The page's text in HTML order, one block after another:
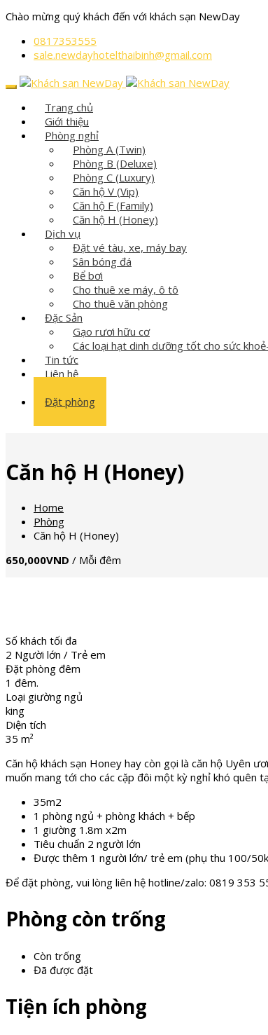
Chào mừng quý khách đến với khách sạn NewDay
0817353555
sale.newdayhotelthaibinh@gmail.com
Trang chủ
Giới thiệu
Phòng nghỉ
Phòng A (Twin)
Phòng B (Deluxe)
Phòng C (Luxury)
Căn hộ V (Vip)
Căn hộ F (Family)
Căn hộ H (Honey)
Dịch vụ
Đặt vé tàu, xe, máy bay
Sân bóng đá
Bể bơi
Cho thuê xe máy, ô tô
Cho thuê văn phòng
Đặc Sản
Gạo rươi hữu cơ
Các loại hạt dinh dưỡng tốt cho sức
Tin tức
Liên hệ
Đặt phòng
Căn hộ H (Honey)
Home
Phòng
Căn hộ H (Honey)
650,000VND / Mỗi đêm
Số khách tối đa
2 Người lớn / Trẻ em
Đặt phòng đêm
1 đêm.
Loại giường ngủ
king
Diện tích
35 m²
Căn hộ khách sạn Honey hay còn gọi là căn hộ Uyên
muốn mang tới cho các cặp đôi một kỳ nghỉ khó quên
35m2
1 phòng ngủ + phòng khách + bếp
1 giường 1.8m x2m
Tiêu chuẩn 2 người lớn
Được thêm 1 người lớn/ trẻ em (phụ thu 100/
Để đặt phòng, vui lòng liên hệ hotline/zalo: 0819 353
Phòng còn trống
Còn trống
Đã được đặt
Tiện ích phòng